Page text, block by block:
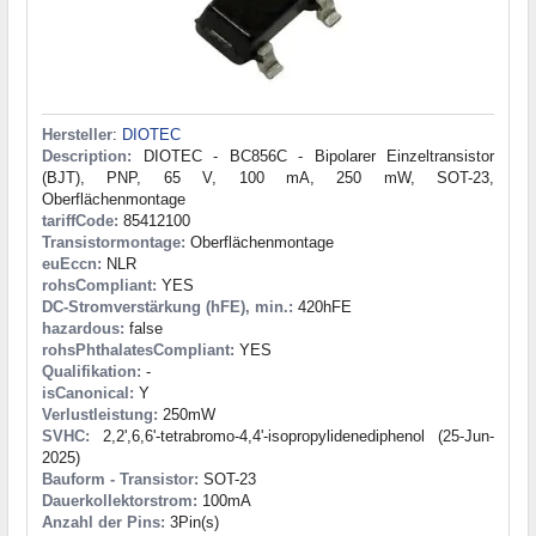
Hersteller: DIOTEC
Description: DIOTEC - BC856C - Bipolarer Einzeltransistor
(BJT), PNP, 65 V, 100 mA, 250 mW, SOT-23,
Oberflächenmontage
tariffCode: 85412100
Transistormontage: Oberflächenmontage
euEccn: NLR
rohsCompliant: YES
DC-Stromverstärkung (hFE), min.: 420hFE
hazardous: false
rohsPhthalatesCompliant: YES
Qualifikation: -
isCanonical: Y
Verlustleistung: 250mW
SVHC: 2,2',6,6'-tetrabromo-4,4'-isopropylidenediphenol (25-Jun-
2025)
Bauform - Transistor: SOT-23
Dauerkollektorstrom: 100mA
Anzahl der Pins: 3Pin(s)